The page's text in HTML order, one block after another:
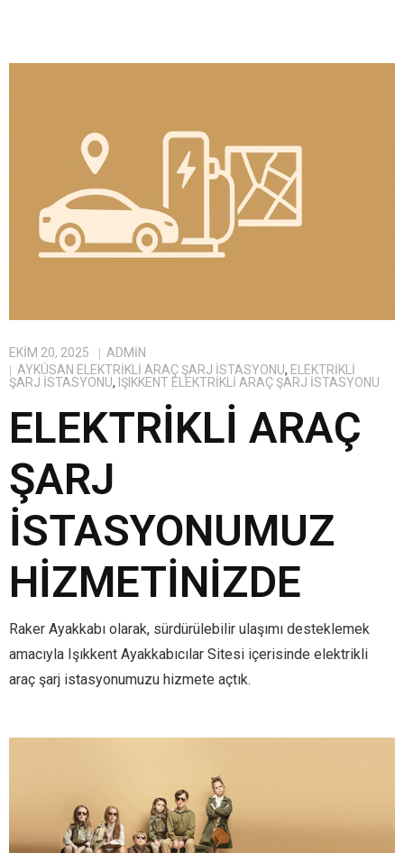
EKIM 20, 2025
ADMIN
AYKÜSAN ELEKTRIKLI ARAÇ ŞARJ İSTASYONU, ELEKTRIKLI
ŞARJ İSTASYONU, IŞIKKENT ELEKTRIKLI ARAÇ ŞARJ İSTASYONU
ELEKTRIKLI ARAÇ
ŞARJ
İSTASYONUMUZ
HIZMETINIZDE
Raker Ayakkabı olarak, sürdürülebilir ulaşımı desteklemek
amacıyla Işıkkent Ayakkabıcılar Sitesi içerisinde elektrikli
araç şarj istasyonumuzu hizmete açtık.